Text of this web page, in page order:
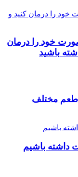
خود را درمان
باشید
طعم مختلف
داشته باشیم